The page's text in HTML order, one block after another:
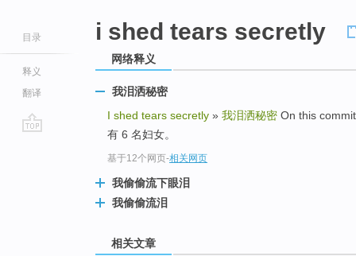
目录
释义
翻译
i shed tears secretly
网络释义
我泪洒秘密
I shed tears secretly » 我泪洒秘密 On this
有 6 名妇女。
基于12个网页-相关网页
我偷偷流下眼​​泪
我偷偷流泪
相关文章